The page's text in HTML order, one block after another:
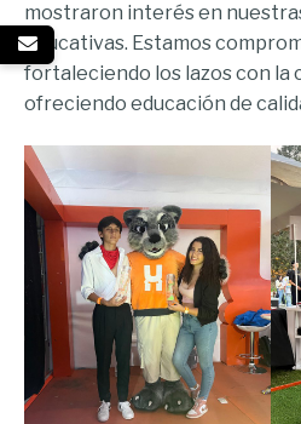
mostraron interés en
educativas. Estamos
fortaleciendo los lazos con la
ofreciendo educación de